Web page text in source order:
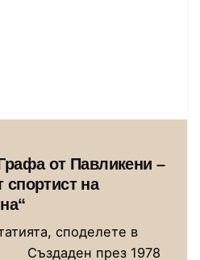
от Павликени –
спортист на
споделете в
Създаден през 1978